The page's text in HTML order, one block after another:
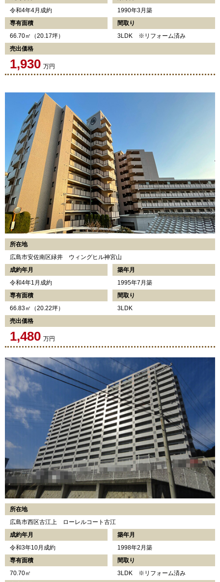
令和4年4月成約
1990年3月築
専有面積
間取り
66.70㎡（20.17坪）
3LDK ※リフォーム済み
売出価格
1,930 万円
所在地
広島市安佐南区緑井 ウィングヒル神宮山
成約年月
築年月
令和4年1月成約
1995年7月築
専有面積
間取り
66.83㎡（20.22坪）
3LDK
売出価格
1,480 万円
所在地
広島市西区古江上 ローレルコート古江
成約年月
築年月
令和3年10月成約
1998年2月築
専有面積
間取り
70.70㎡
3LDK ※リフォーム済み